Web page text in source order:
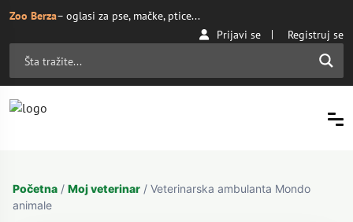
Zoo Berza– oglasi za pse, mačke, ptice...
Prijavi se
Registruj se
Početna / Moj veterinar / Veterinarska ambulanta Mondo
animale